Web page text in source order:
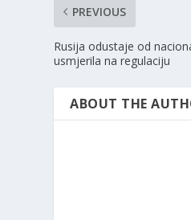
PREVIOUS
Rusija odustaje od
usmjerila na regulaciju
ABOUT THE